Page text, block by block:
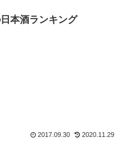
本酒ランキング
2017.09.30 2020.11.29